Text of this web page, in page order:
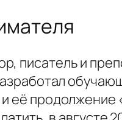
писатель и
её